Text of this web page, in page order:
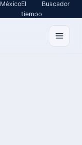
MéxicoEl
tiempo
Buscador